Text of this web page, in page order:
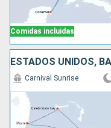
Comidas incluidas
ESTADOS UNIDOS,
Carnival Sunrise